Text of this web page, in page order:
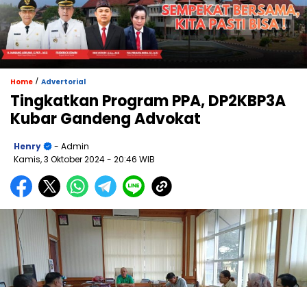
Home / Advertorial
Tingkatkan Program PPA, DP2KBP3A
Kubar Gandeng Advokat
Henry
- Admin
Kamis, 3 Oktober 2024- 20:46 WIB